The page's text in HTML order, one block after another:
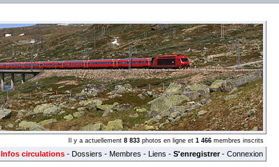
Il y a actuellement 8 833 photos en ligne et 1 466 membres inscrits
Infos circulations - Dossiers - Membres - Liens - S'enregistrer- Connexion